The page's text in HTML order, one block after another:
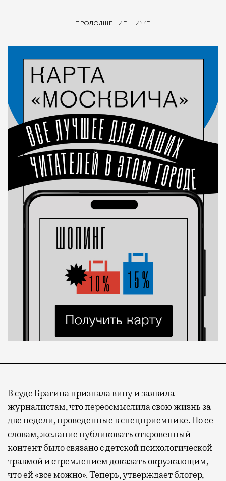
ПРОДОЛЖЕНИЕ НИЖЕ
В суде Брагина признала вину изаявила
журналистам, что переосмыслила свою жизнь за
две недели, проведенные в спецприемнике. По ее
словам, желание публиковать откровенный
контент было связано с детской психологической
травмой и стремлением доказать окружающим,
что ей «все можно». Теперь, утверждает блогер,